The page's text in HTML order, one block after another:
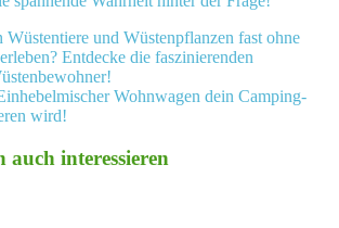
Wüstentiere und Wüstenpflanzen fast ohne
Entdecke die faszinierenden
Wohnwagen dein Camping-
wird!
auch interessieren